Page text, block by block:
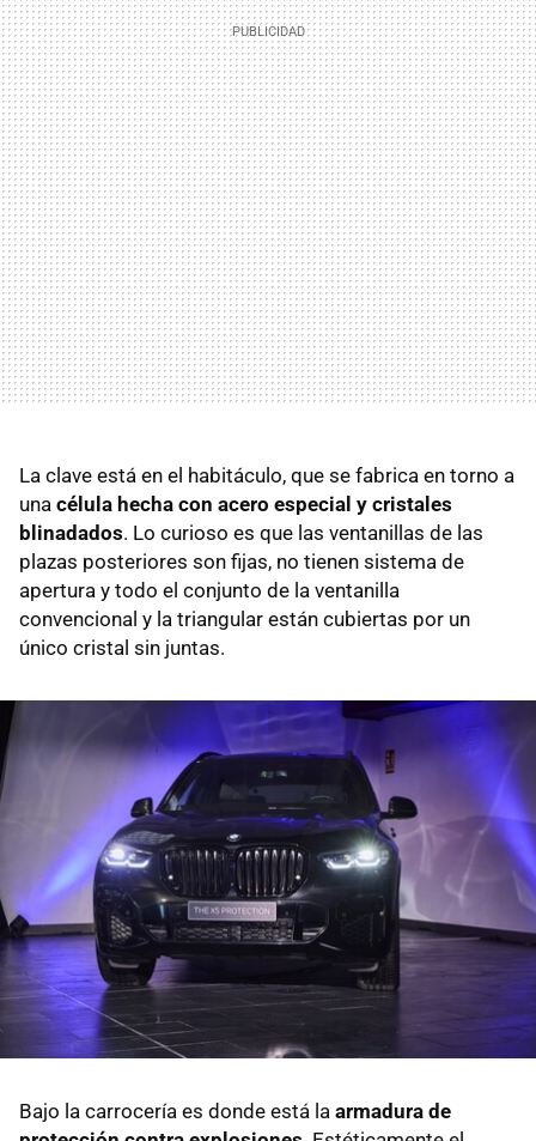
La clave está en el habitáculo, que se fabrica en torno a
una célula hecha con acero especial y cristales
blinadados. Lo curioso es que las ventanillas de las
plazas posteriores son fijas, no tienen sistema de
apertura y todo el conjunto de la ventanilla
convencional y la triangular están cubiertas por un
único cristal sin juntas.
Bajo la carrocería es donde está la armadura de